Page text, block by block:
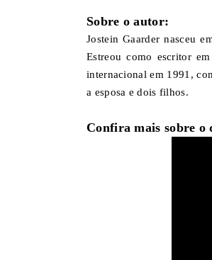
Sobre o autor:
Jostein Gaarder nasceu
Estreou como escritor
internacional em 1991,
a esposa e dois filhos.
Confira mais sobre o